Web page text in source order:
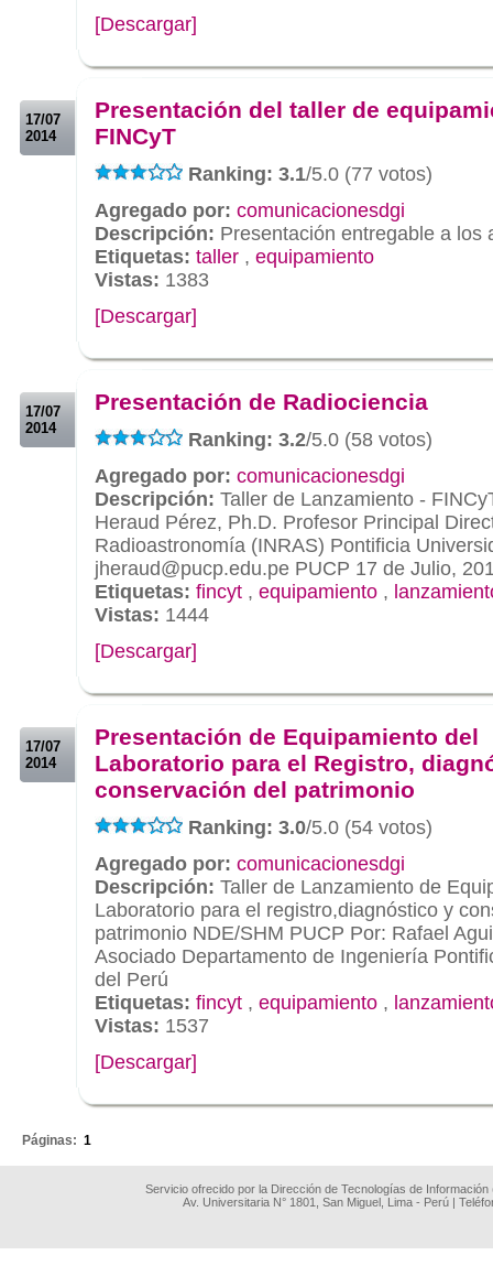
[Descargar]
17/07
2014
Presentación del taller de
FINCyT
Ranking: 3.1/5.0 (77 votos)
Agregado por: comunicacionesdgi
Descripción: Presentación entregable a los
Etiquetas: taller , equipamiento
Vistas: 1383
[Descargar]
17/07
2014
Presentación de Radiociencia
Ranking: 3.2/5.0 (58 votos)
Agregado por: comunicacionesdgi
Descripción: Taller de Lanzamiento -
Heraud Pérez, Ph.D. Profesor Principal
Radioastronomía (INRAS) Pontificia
jheraud@pucp.edu.pe PUCP 17 de Julio,
Etiquetas: fincyt , equipamiento ,
Vistas: 1444
[Descargar]
17/07
2014
Presentación de Equipamiento del
Laboratorio para el Registro,
conservación del patrimonio
Ranking: 3.0/5.0 (54 votos)
Agregado por: comunicacionesdgi
Descripción: Taller de Lanzamiento de
Laboratorio para el registro,diagnóstico y
patrimonio NDE/SHM PUCP Por: Rafael
Asociado Departamento de Ingeniería
del Perú
Etiquetas: fincyt , equipamiento ,
Vistas: 1537
[Descargar]
Páginas: 1
Servicio ofrecido por la Dirección de Tecnologías de
Av. Universitaria N° 1801, San Miguel, Lima - Perú |